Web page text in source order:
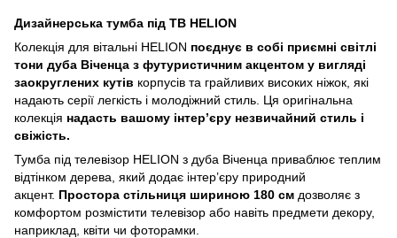
Дизайнерська тумба під ТВ HELION
Колекція для вітальні HELION поєднує в собі приємні світлі
тони дуба Віченца з футуристичним акцентом у вигляді
заокруглених кутів корпусів та грайливих високих ніжок, які
надають серії легкість і молодіжний стиль. Ця оригінальна
колекція надасть вашому інтер’єру незвичайний стиль і
свіжість.
Тумба під телевізор HELION з дуба Віченца приваблює теплим
відтінком дерева, який додає інтер’єру природний
акцент. Простора стільниця шириною 180 см дозволяє з
комфортом розмістити телевізор або навіть предмети декору,
наприклад, квіти чи фоторамки.